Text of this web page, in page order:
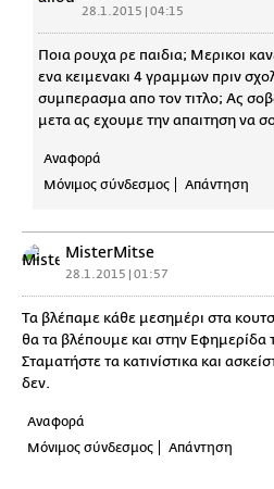
28.1.2015 | 04:15
Ποια ρουχα ρε παιδια; Μερικοι
ενα κειμενακι 4 γραμμων πριν
συμπερασμα απο τον τιτλο; Ας
μετα ας εχουμε την απαιτηση να
Αναφορά
Μόνιμος σύνδεσμος
Απάντηση
MisterMitse
28.1.2015 | 01:57
Τα βλέπαμε κάθε μεσημέρι στα
θα τα βλέπουμε και στην
Σταματήστε τα κατινίστικα και
δεν.
Αναφορά
Μόνιμος σύνδεσμος
Απάντηση